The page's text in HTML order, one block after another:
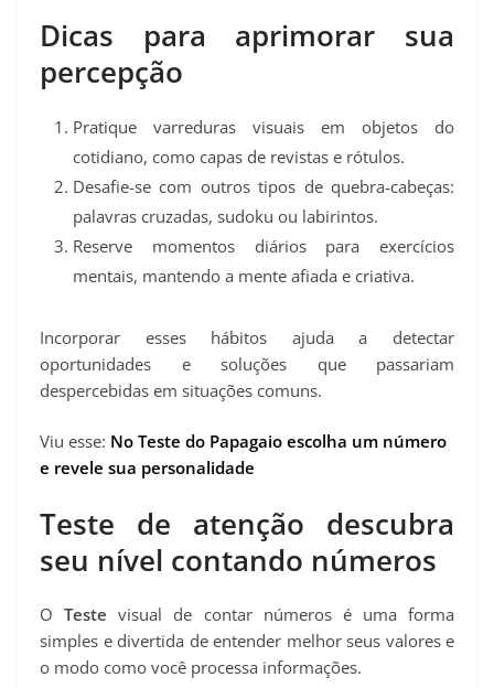
Dicas para aprimorar sua
percepção
Pratique varreduras visuais em objetos do
cotidiano, como capas de revistas e rótulos.
Desafie-se com outros tipos de quebra‑cabeças:
palavras cruzadas, sudoku ou labirintos.
Reserve momentos diários para exercícios
mentais, mantendo a mente afiada e criativa.
Incorporar esses hábitos ajuda a detectar
oportunidades e soluções que passariam
despercebidas em situações comuns.
Viu esse: No Teste do Papagaio escolha um número
e revele sua personalidade
Teste de atenção descubra
seu nível contando números
OTeste visual de contar números é uma forma
simples e divertida de entender melhor seus valores e
o modo como você processa informações.